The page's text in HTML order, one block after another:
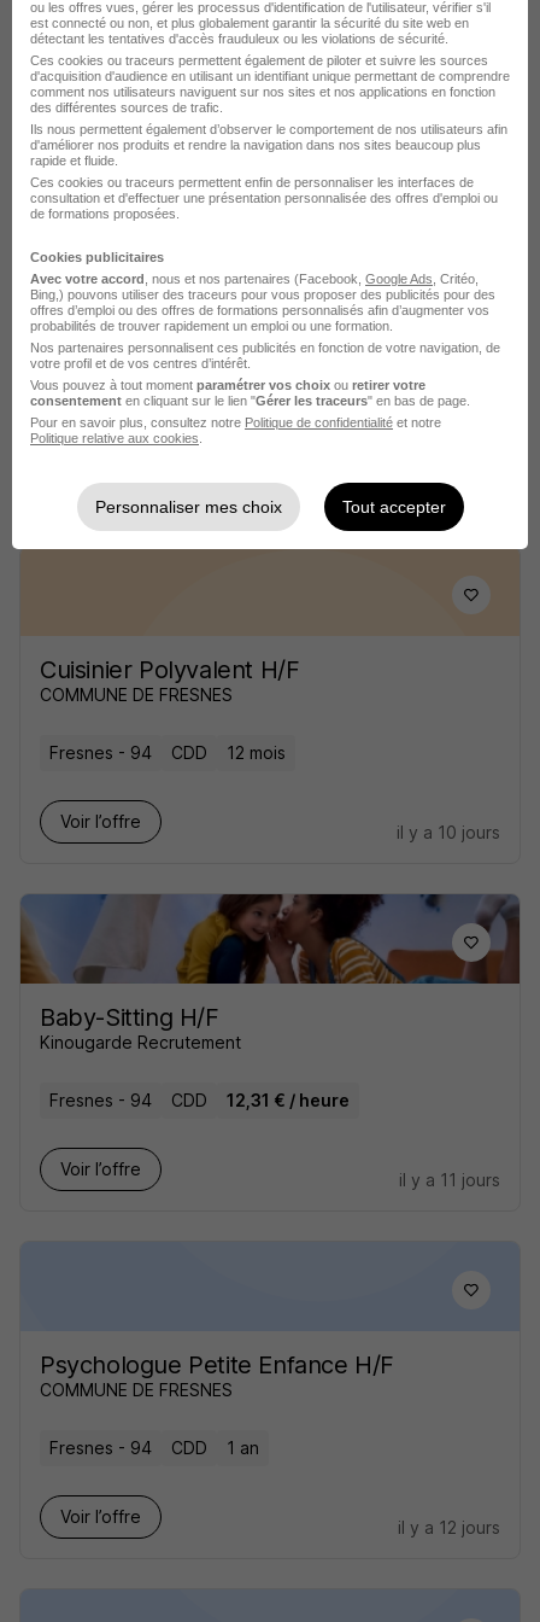
Fresnes - 94 CDD Télétravail occasionnel 12 mois
Voir l’offre
il y a 9 jours
Garde d'Enfant H/F
Kinougarde Recrutement
Fresnes - 94 CDD 12,56 € / heure
il y a 15 jours
Cuisinier Polyvalent H/F
COMMUNE DE FRESNES
Fresnes - 94 CDD 12 mois
Voir l’offre
il y a 10 jours
Baby-Sitting H/F
Kinougarde Recrutement
Fresnes - 94 CDD 12,31 € / heure
Voir l’offre
il y a 11 jours
Psychologue Petite Enfance H/F
COMMUNE DE FRESNES
Fresnes - 94 CDD 1 an
Voir l’offre
il y a 12 jours
ou les offres vues, gérer les processus d'identification de l'utilisateur, vérifier s'il
est connecté ou non, et plus globalement garantir la sécurité du site web en
détectant les tentatives d'accès frauduleux ou les violations de sécurité.
Ces cookies ou traceurs permettent également de piloter et suivre les sources
d'acquisition d'audience en utilisant un identifiant unique permettant de comprendre
comment nos utilisateurs naviguent sur nos sites et nos applications en fonction
des différentes sources de trafic.
Ils nous permettent également d’observer le comportement de nos utilisateurs afin
d'améliorer nos produits et rendre la navigation dans nos sites beaucoup plus
rapide et fluide.
Ces cookies ou traceurs permettent enfin de personnaliser les interfaces de
consultation et d'effectuer une présentation personnalisée des offres d'emploi ou
de formations proposées.
Cookies publicitaires
Avec votre accord , nous et nos partenaires (Facebook, Google Ads , Critéo,
Bing,) pouvons utiliser des traceurs pour vous proposer des publicités pour des
offres d’emploi ou des offres de formations personnalisés afin d’augmenter vos
probabilités de trouver rapidement un emploi ou une formation.
Nos partenaires personnalisent ces publicités en fonction de votre navigation, de
votre profil et de vos centres d’intérêt.
Vous pouvez à tout moment paramétrer vos choix ou retirer votre
consentement en cliquant sur le lien "Gérer les traceurs" en bas de page.
Pour en savoir plus, consultez notre Politique de confidentialité et notre
Politique relative aux cookies
Personnaliser mes choix Tout accepter